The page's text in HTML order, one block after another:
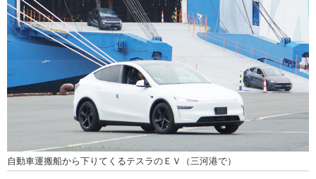
自動車運搬船から下りてくるテスラのＥＶ（三河港で）